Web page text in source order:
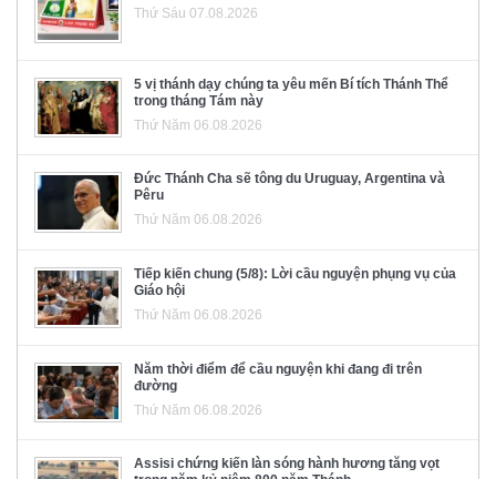
Thứ Sáu 07.08.2026
5 vị thánh dạy chúng ta yêu mến Bí tích Thánh Thể
trong tháng Tám này
Thứ Năm 06.08.2026
Đức Thánh Cha sẽ tông du Uruguay, Argentina và
Pêru
Thứ Năm 06.08.2026
Tiếp kiến chung (5/8): Lời cầu nguyện phụng vụ của
Giáo hội
Thứ Năm 06.08.2026
Năm thời điểm để cầu nguyện khi đang đi trên
đường
Thứ Năm 06.08.2026
Assisi chứng kiến làn sóng hành hương tăng vọt